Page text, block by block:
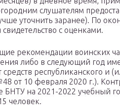
слушателям
уточнить заранее). По
с оценками.
рекомендации воинских
либо в следующий год
республиканского и
от 10 февраля 2020 г.).
на 2021-2022 учебный
человек.